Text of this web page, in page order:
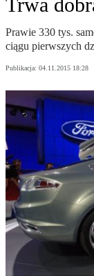
Prawie 330 tys.
ciągu pierwszych
Publikacja: 04.11.2015 18:28